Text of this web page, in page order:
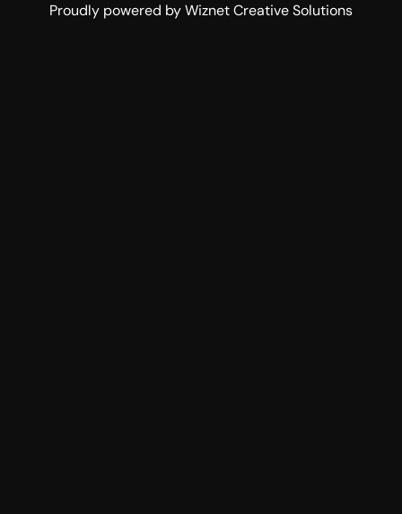
Proudly powered by Wiznet Creative Solutions